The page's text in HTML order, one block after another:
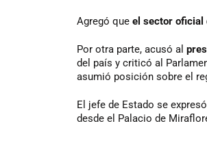
Agregó que el sector oficial
Por otra parte, acusó al
del país y criticó al
asumió posición sobre el
El jefe de Estado se
desde el Palacio de